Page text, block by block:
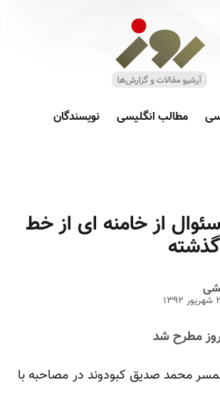
مطالب انگلیسی نویسندگان
سئوال از خامنه ای از خط
مطرح شد
محمد صدیق کبودوند در مصاحبه با